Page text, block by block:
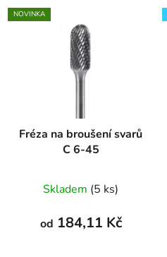
NOVINKA
Fréza na broušení svarů
C 6-45
Skladem (5 ks)
od 184,11 Kč